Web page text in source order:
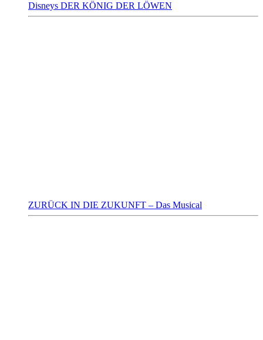
Disneys DER KÖNIG DER LÖWEN
ZURÜCK IN DIE ZUKUNFT – Das Musical